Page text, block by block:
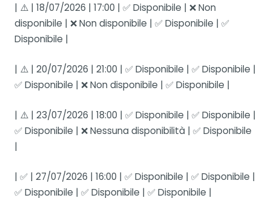
| ⚠️ | 18/07/2026 | 17:00 | ✅ Disponibile | ❌ Non
disponibile | ❌ Non disponibile | ✅ Disponibile | ✅
Disponibile |
| ⚠️ | 20/07/2026 | 21:00 | ✅ Disponibile | ✅ Disponibile |
✅ Disponibile | ❌ Non disponibile | ✅ Disponibile |
| ⚠️ | 23/07/2026 | 18:00 | ✅ Disponibile | ✅ Disponibile |
✅ Disponibile | ❌ Nessuna disponibilità | ✅ Disponibile
|
| ✅ | 27/07/2026 | 16:00 | ✅ Disponibile | ✅ Disponibile |
✅ Disponibile | ✅ Disponibile | ✅ Disponibile |